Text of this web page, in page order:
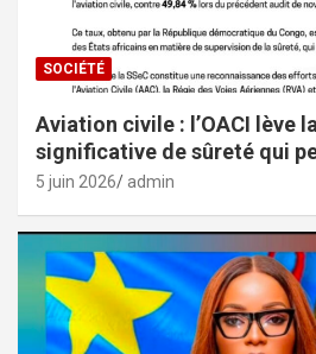
SOCIÉTÉ
Aviation civile : l’OACI lève
significative de sûreté qui
5 juin 2026 admin